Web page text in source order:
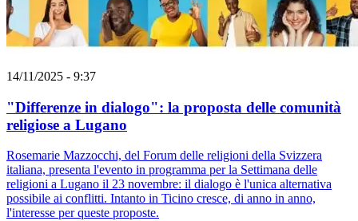
14/11/2025 - 9:37
"Differenze in dialogo": la proposta delle comunità
religiose a Lugano
Rosemarie Mazzocchi, del Forum delle religioni della Svizzera
italiana, presenta l'evento in programma per la Settimana delle
religioni a Lugano il 23 novembre: il dialogo è l'unica alternativa
possibile ai conflitti. Intanto in Ticino cresce, di anno in anno,
l'interesse per queste proposte.